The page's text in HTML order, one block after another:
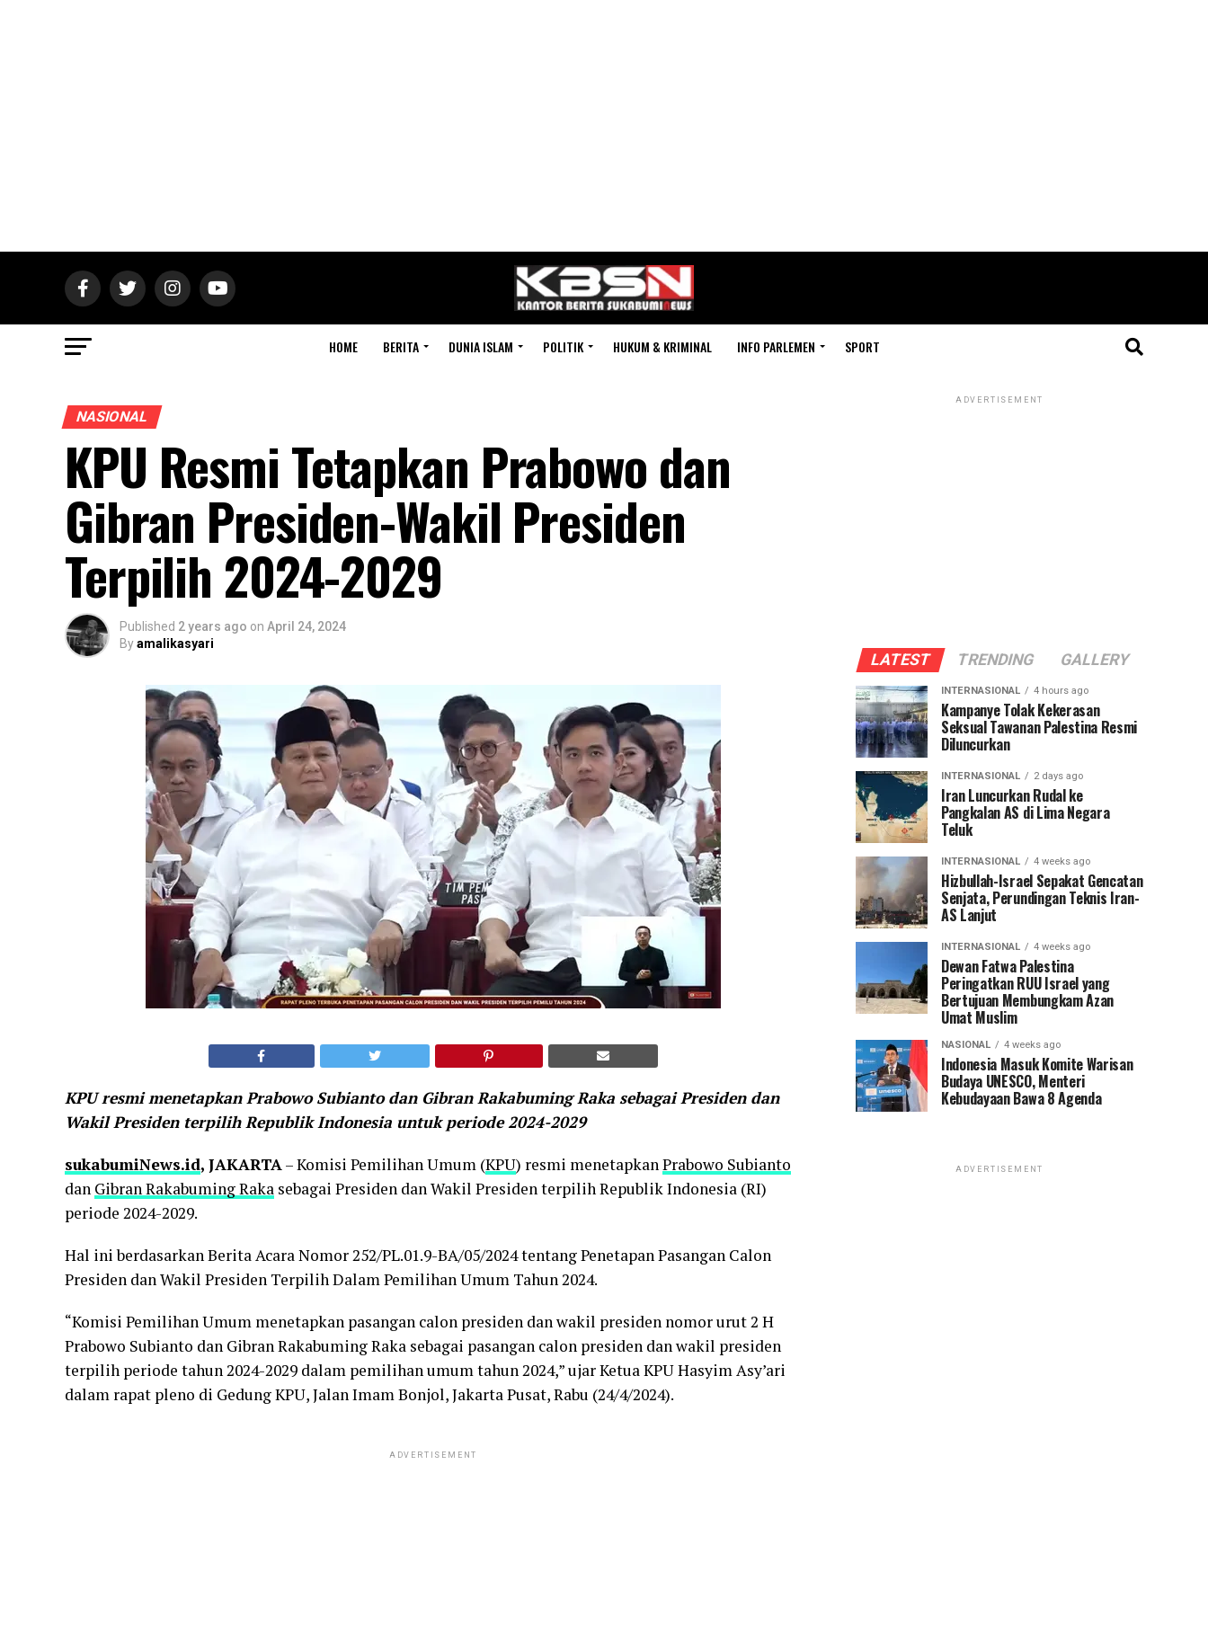
HOME BERITA DUNIA ISLAM POLITIK HUKUM & KRIMINAL INFO PARLEMEN SPORT
NASIONAL
KPU Resmi Tetapkan Prabowo dan
Gibran Presiden-Wakil Presiden
Terpilih 2024-2029
Published 2 years ago on April 24, 2024
Byamalikasyari
KPU resmi menetapkan Prabowo Subianto dan Gibran Rakabuming Raka sebagai Presiden dan
Wakil Presiden terpilih Republik Indonesia untuk periode 2024-2029
sukabumiNews.id, JAKARTA– Komisi Pemilihan Umum (KPU) resmi menetapkanPrabowo Subianto
dan Gibran Rakabuming Raka sebagai Presiden dan Wakil Presiden terpilih Republik Indonesia (RI)
periode 2024-2029.
Hal ini berdasarkan Berita Acara Nomor 252/PL.01.9-BA/05/2024 tentang Penetapan Pasangan Calon
Presiden dan Wakil Presiden Terpilih Dalam Pemilihan Umum Tahun 2024.
“Komisi Pemilihan Umum menetapkan pasangan calon presiden dan wakil presiden nomor urut 2 H
Prabowo Subianto dan Gibran Rakabuming Raka sebagai pasangan calon presiden dan wakil presiden
terpilih periode tahun 2024-2029 dalam pemilihan umum tahun 2024,” ujar Ketua KPU Hasyim Asy’ari
dalam rapat pleno di Gedung KPU, Jalan Imam Bonjol, Jakarta Pusat, Rabu (24/4/2024).
ADVERTISEMENT
ADVERTISEMENT
LATEST TRENDING GALLERY
INTERNASIONAL 4 hours ago
Kampanye Tolak Kekerasan
Seksual Tawanan Palestina Resmi
Diluncurkan
INTERNASIONAL 2 days ago
Iran Luncurkan Rudal ke
Pangkalan AS di Lima Negara
Teluk
INTERNASIONAL 4 weeks ago
Hizbullah-Israel Sepakat Gencatan
Senjata, Perundingan Teknis Iran-
AS Lanjut
INTERNASIONAL 4 weeks ago
Dewan Fatwa Palestina
Peringatkan RUU Israel yang
Bertujuan Membungkam Azan
Umat Muslim
NASIONAL 4 weeks ago
Indonesia Masuk Komite Warisan
Budaya UNESCO, Menteri
Kebudayaan Bawa 8 Agenda
ADVERTISEMENT